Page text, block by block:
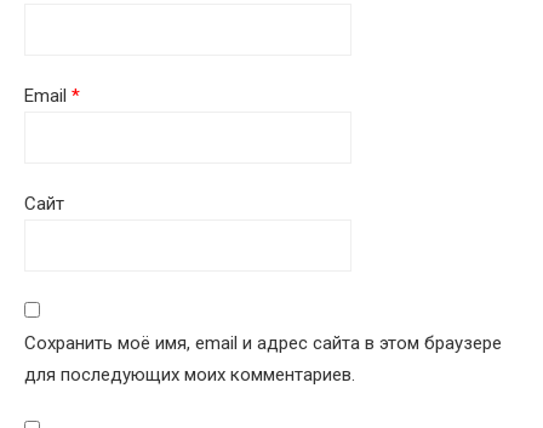
Email *
Сайт
Сохранить моё имя, email и адрес сайта в этом браузере
для последующих моих комментариев.